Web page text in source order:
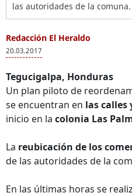
las autoridades de la comuna.
Redacción El Heraldo
20.03.2017
Tegucigalpa, Honduras
Un plan piloto de
se encuentran en las calles
inicio en la colonia Las
La reubicación de los
de las autoridades de la
En las últimas horas se